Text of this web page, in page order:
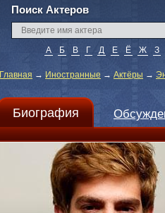
Поиск Актеров
А Б В Г Д Е Ё Ж З
Главная → Иностранные → Актёры →
Биография